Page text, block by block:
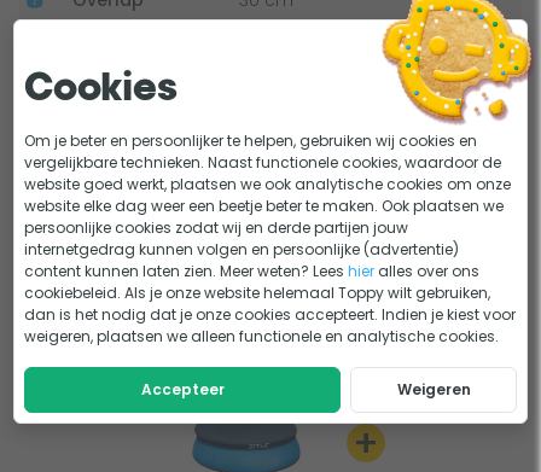
Materiaal
Bekijk alle specificaties
Lastig kiezen?
ADVIES
Afdekzeil & Solar Cover. De perfecte combi voor je
opzetzwembad!
Aanbevolen set
+
Cookies
Om je beter en persoonlijker te helpen, gebruiken wij cookies en
vergelijkbare technieken. Naast functionele cookies, waardoor de
website goed werkt, plaatsen we ook analytische cookies om onze
website elke dag weer een beetje beter te maken. Ook plaatsen we
persoonlijke cookies zodat wij en derde partijen jouw
internetgedrag kunnen volgen en persoonlijke (advertentie)
content kunnen laten zien. Meer weten? Leeshier alles over ons
cookiebeleid. Als je onze website helemaal Toppy wilt gebruiken,
dan is het nodig dat je onze cookies accepteert. Indien je kiest voor
weigeren, plaatsen we alleen functionele en analytische cookies.
Accepteer Weigeren